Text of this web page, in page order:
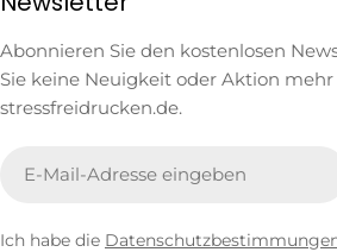
Abonnieren Sie den kostenlosen
Sie keine Neuigkeit oder Aktion mehr
stressfreidrucken.de.
Mail
Ich habe die